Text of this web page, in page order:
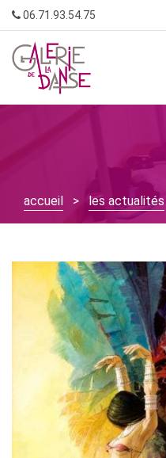
Skip
to
content
06.71.93.54.75
accueil > les actualités